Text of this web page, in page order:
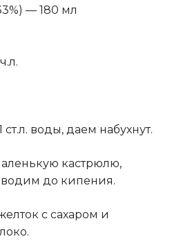
— 180 мл
воды, даем набухнут.
кастрюлю,
до кипения.
с сахаром и